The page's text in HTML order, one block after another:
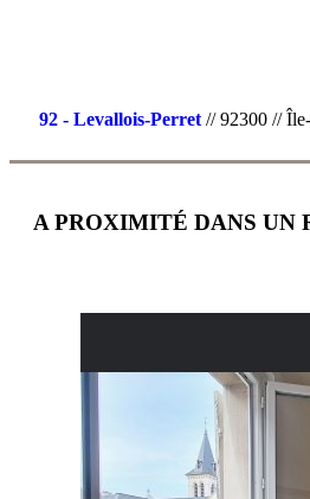
92 - Levallois-Perret // 92300 //
A PROXIMITÉ DANS UN